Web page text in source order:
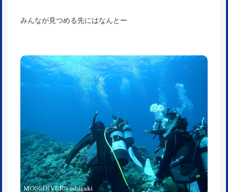
みんなが見つめる先にはなんとー